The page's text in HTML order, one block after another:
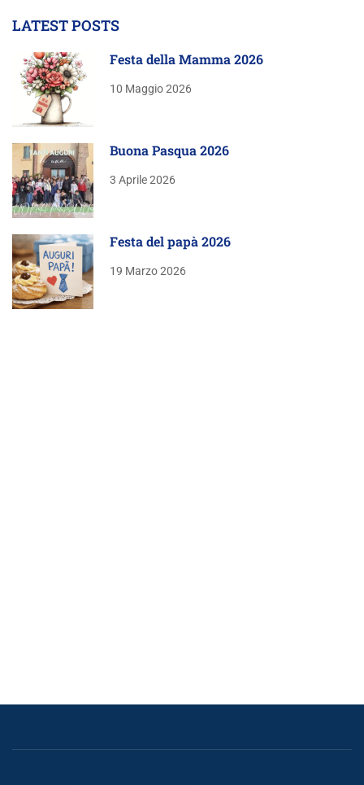
LATEST POSTS
Festa della Mamma 2026
10 Maggio 2026
Buona Pasqua 2026
3 Aprile 2026
Festa del papà 2026
19 Marzo 2026